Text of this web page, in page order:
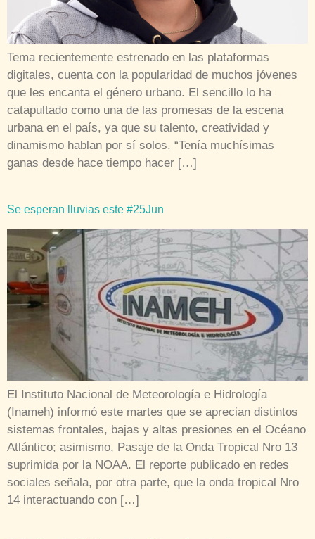
Tema recientemente estrenado en las plataformas
digitales, cuenta con la popularidad de muchos jóvenes
que les encanta el género urbano. El sencillo lo ha
catapultado como una de las promesas de la escena
urbana en el país, ya que su talento, creatividad y
dinamismo hablan por sí solos. “Tenía muchísimas
ganas desde hace tiempo hacer […]
Se esperan lluvias este #25Jun
El Instituto Nacional de Meteorología e Hidrología
(Inameh) informó este martes que se aprecian distintos
sistemas frontales, bajas y altas presiones en el Océano
Atlántico; asimismo, Pasaje de la Onda Tropical Nro 13
suprimida por la NOAA. El reporte publicado en redes
sociales señala, por otra parte, que la onda tropical Nro
14 interactuando con […]